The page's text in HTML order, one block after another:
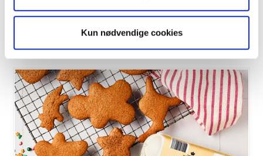
Kun nødvendige cookies
VIS OPSKRIFT